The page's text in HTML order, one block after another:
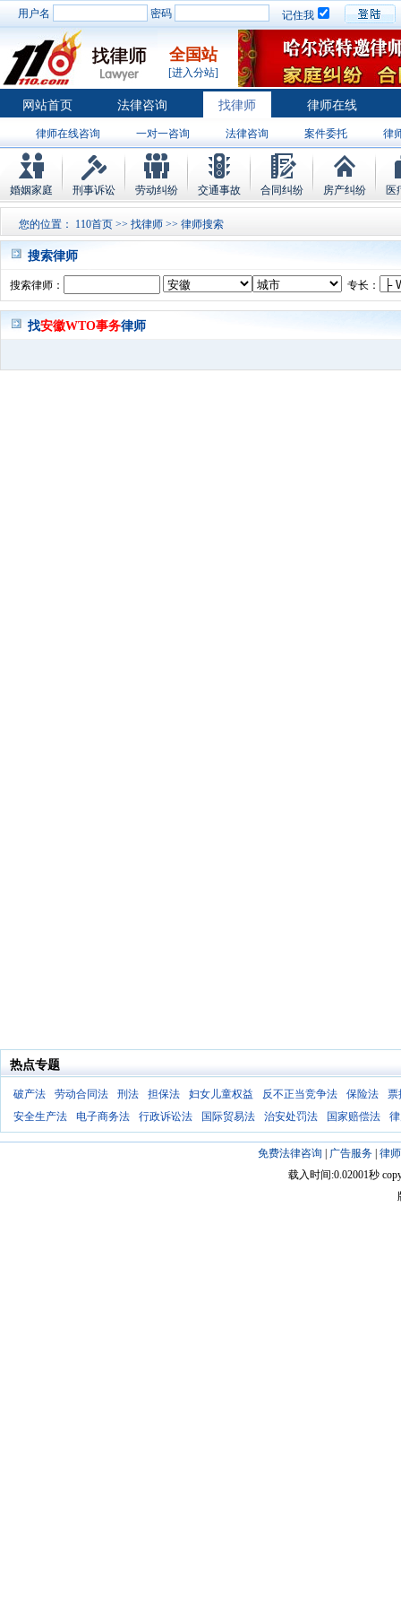
用户名 密码 记住我
全国站
[进入分站]
网站首页 法律咨询 找律师 律师在线
律师在线咨询 一对一咨询 法律咨询 案件委托 律
婚姻家庭 刑事诉讼 劳动纠纷 交通事故 合同纠纷 房产纠纷 医
您的位置： 110首页 >> 找律师 >> 律师搜索
搜索律师
搜索律师： 专长：
找安徽WTO事务律师
热点专题
破产法 劳动合同法 刑法 担保法 妇女儿童权益 反不正当竞争法 保险法
票
安全生产法
电子商务法 行政诉讼法 国际贸易法 治安处罚法 国家赔偿法
免费法律咨询 广告服务| 律
载入时间:0.02001秒